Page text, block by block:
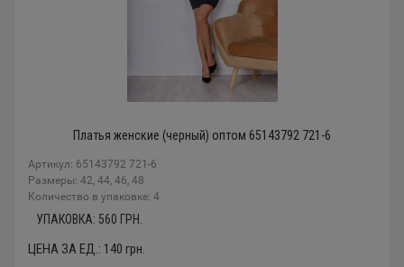
Платья женские (черный) оптом 65143792 721-6
Артикул: 65143792 721-6
Размеры: 42, 44, 46, 48
Количество в упаковке: 4
УПАКОВКА: 560 ГРН.
ЦЕНА ЗА ЕД.: 140 грн.